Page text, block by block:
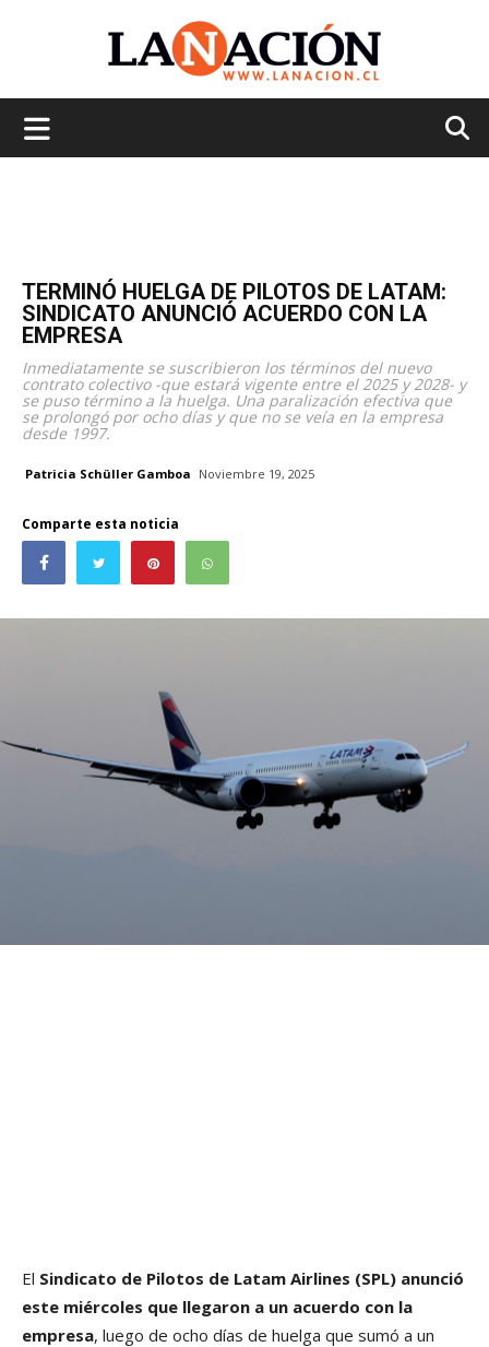
TERMINÓ HUELGA DE PILOTOS DE LATAM:
SINDICATO ANUNCIÓ ACUERDO CON LA
EMPRESA
Inmediatamente se suscribieron los términos del nuevo
contrato colectivo -que estará vigente entre el 2025 y 2028- y
se puso término a la huelga. Una paralización efectiva que
se prolongó por ocho días y que no se veía en la empresa
desde 1997.
Patricia Schüller Gamboa Noviembre 19, 2025
Comparte esta noticia
El Sindicato de Pilotos de Latam Airlines (SPL) anunció
este miércoles que llegaron a un acuerdo con la
empresa, luego de ocho días de huelga que sumó a un